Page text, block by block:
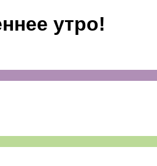
утро!